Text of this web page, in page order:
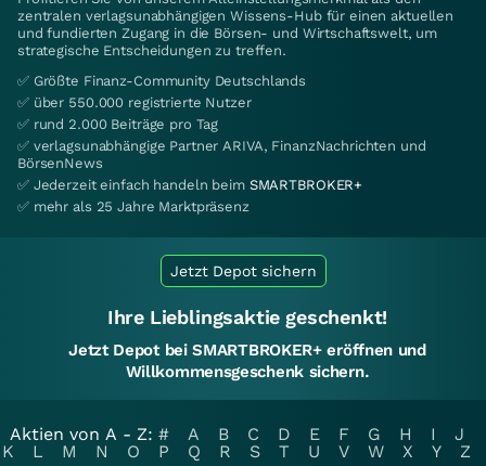
zentralen verlagsunabhängigen Wissens-Hub für einen aktuellen
und fundierten Zugang in die Börsen- und Wirtschaftswelt, um
strategische Entscheidungen zu treffen.
✅ Größte Finanz-Community Deutschlands
✅ über 550.000 registrierte Nutzer
✅ rund 2.000 Beiträge pro Tag
✅ verlagsunabhängige Partner ARIVA, FinanzNachrichten und
BörsenNews
✅ Jederzeit einfach handeln beim SMARTBROKER+
✅ mehr als 25 Jahre Marktpräsenz
Jetzt Depot sichern
Ihre Lieblingsaktie geschenkt!
Jetzt Depot bei SMARTBROKER+ eröffnen und
Willkommensgeschenk sichern.
Aktien von A - Z: # A B C D E F G H I
J
K
L M N O P Q R S T U V W X Y
Z